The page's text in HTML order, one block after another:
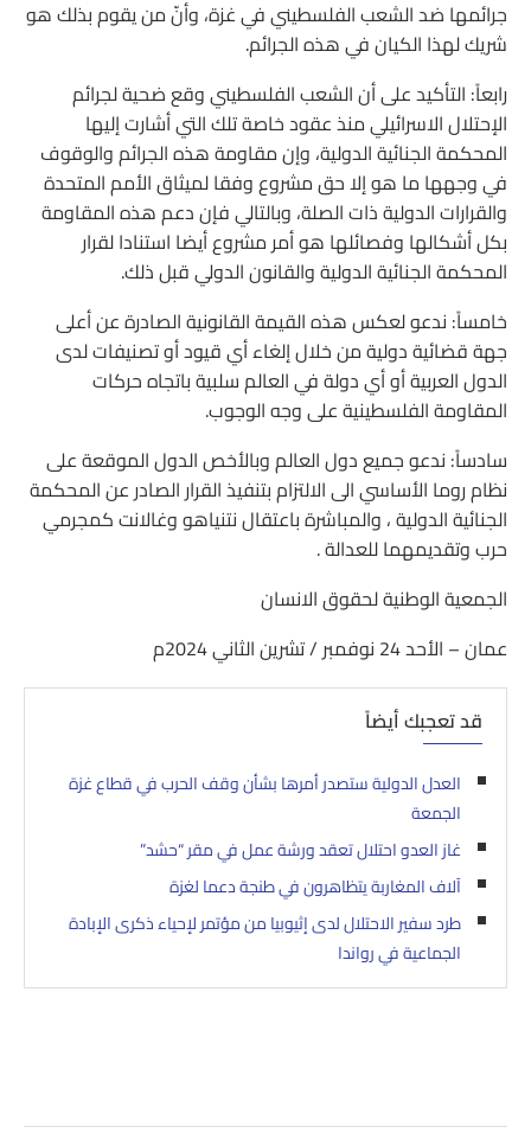
جرائمها ضد الشعب الفلسطيني في غزة، وأنّ من يقوم بذلك هو
شريك لهذا الكيان في هذه الجرائم.
رابعاً: التأكيد على أن الشعب الفلسطيني وقع ضحية لجرائم
الإحتلال الاسرائيلي منذ عقود خاصة تلك التي أشارت إليها
المحكمة الجنائية الدولية، وإن مقاومة هذه الجرائم والوقوف
في وجهها ما هو إلا حق مشروع وفقا لميثاق الأمم المتحدة
والقرارات الدولية ذات الصلة، وبالتالي فإن دعم هذه المقاومة
بكل أشكالها وفصائلها هو أمر مشروع أيضا استنادا لقرار
المحكمة الجنائية الدولية والقانون الدولي قبل ذلك.
خامساً: ندعو لعكس هذه القيمة القانونية الصادرة عن أعلى
جهة قضائية دولية من خلال إلغاء أي قيود أو تصنيفات لدى
الدول العربية أو أي دولة في العالم سلبية باتجاه حركات
المقاومة الفلسطينية على وجه الوجوب.
سادساً: ندعو جميع دول العالم وبالأخص الدول الموقعة على
نظام روما الأساسي الى الالتزام بتنفيذ القرار الصادر عن المحكمة
الجنائية الدولية ، والمباشرة باعتقال نتنياهو وغالانت كمجرمي
حرب وتقديمهما للعدالة .
الجمعية الوطنية لحقوق الانسان
عمان – الأحد 24 نوفمبر / تشرين الثاني 2024م
قد تعجبك أيضاً
العدل الدولية ستصدر أمرها بشأن وقف الحرب في قطاع غزة
الجمعة
غاز العدو احتلال تعقد ورشة عمل في مقر “حشد”
آلاف المغاربة يتظاهرون في طنجة دعما لغزة
طرد سفير الاحتلال لدى إثيوبيا من مؤتمر لإحياء ذكرى الإبادة
الجماعية في رواندا